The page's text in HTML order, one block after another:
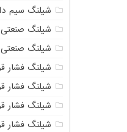
شیلنگ سیم
شیلنگ صنعتی
شیلنگ
شیلنگ فشار
شیلنگ فشار
شیلنگ فشار
شیلنگ فشار